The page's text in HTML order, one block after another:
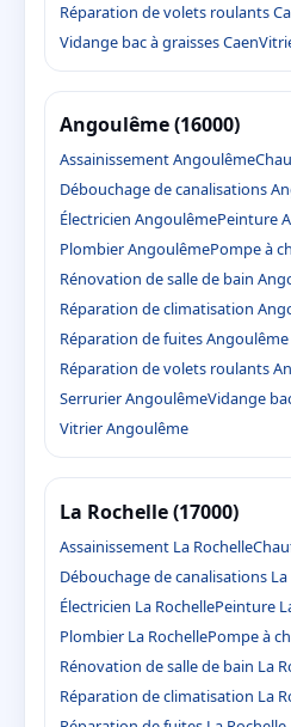
Réparation de volets roulants
Vidange bac à graisses Caen
Angoulême (16000)
Assainissement Angoulême
Débouchage de canalisations
Électricien AngoulêmePeinture
Plombier AngoulêmePompe à
Rénovation de salle de bain
Réparation de climatisation
Réparation de fuites Angoulême
Réparation de volets roulants
Serrurier AngoulêmeVidange
Vitrier Angoulême
La Rochelle (17000)
Assainissement La Rochelle
Débouchage de canalisations La
Électricien La RochellePeinture
Plombier La RochellePompe à
Rénovation de salle de bain La
Réparation de climatisation La